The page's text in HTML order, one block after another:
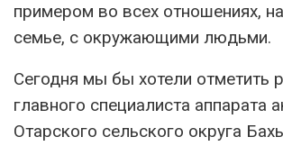
примером во всех отношениях,
семье, с окружающими людьми.
Сегодня мы бы хотели отметить
главного специалиста аппарата
Отарского сельского округа